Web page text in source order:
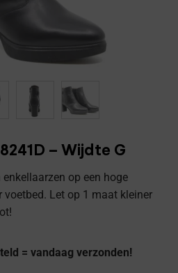
– Wijdte G
op een hoge
voetbed. Let op 1 maat kleiner
= vandaag verzonden!